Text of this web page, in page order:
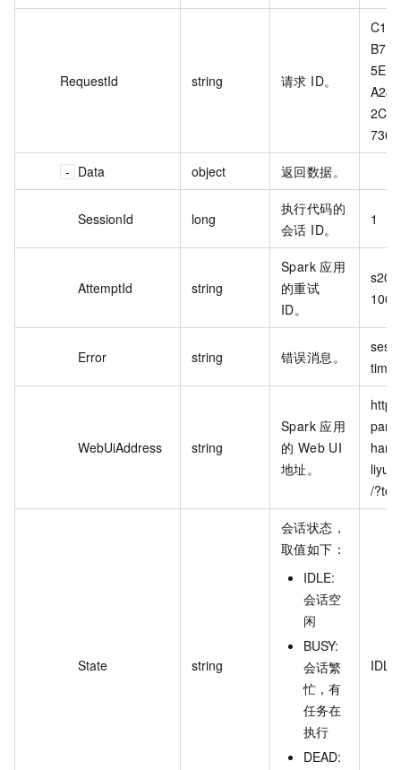
RequestId string 请求 ID。
7361
Data object 返回数据。
SessionId long
执行代码的
会话 ID。
1
AttemptId string
Spark 应用
的重试
ID。
Error string 错误消息。
time
WebUiAddress string
Spark 应用
的 Web UI
地址。
/
State string
会话状态，
取值如下：
IDLE:
会话空
闲
BUSY:
会话繁
忙，有
任务在
执行
DEAD:
IDLE